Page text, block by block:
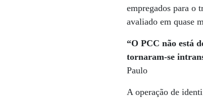
empregados para o
avaliado em quase
“O PCC não está
tornaram-se
Paulo
A operação de